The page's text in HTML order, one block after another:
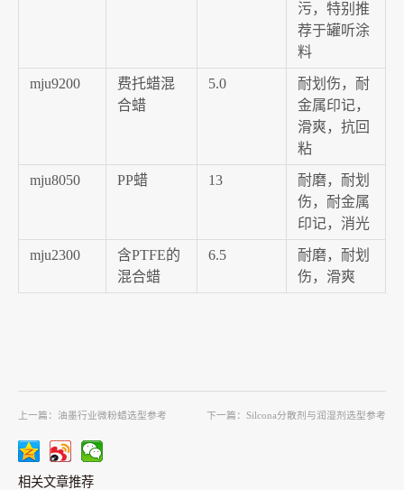
污，特别推
荐于罐听涂
料
mju9200
费托蜡混
合蜡
5.0
耐划伤，耐
金属印记，
滑爽，抗回
粘
mju8050 PP蜡 13
耐磨，耐划
伤，耐金属
印记，消光
mju2300
含PTFE的
混合蜡
6.5
耐磨，耐划
伤，滑爽
上一篇： 油墨行业微粉蜡选型参考 下一篇： Silcona分散剂与润湿剂选型参考
相关文章推荐